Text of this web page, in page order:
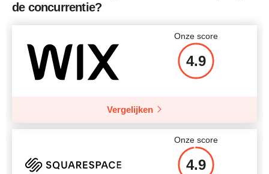
de concurrentie?
Onze score
4.9
Vergelijken
Onze score
4.9